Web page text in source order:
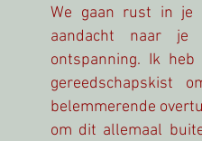
We gaan rust in je
aandacht naar je
ontspanning. Ik
gereedschapskist
belemmerende
om dit allemaal